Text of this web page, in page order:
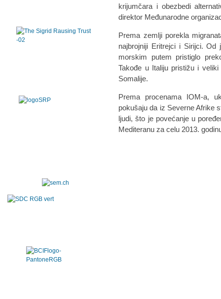
krijumčara i obezbedi
direktor Međunarodne
Prema zemlji porekla
najbrojniji Eritrejci i Sirijci. Od
morskim putem pristiglo
Takođe u Italiju pristižu i
Somalije.
Prema procenama IOM-a,
pokušaju da iz Severne Afrike
ljudi, što je povećanje u
Mediteranu za celu 2013.